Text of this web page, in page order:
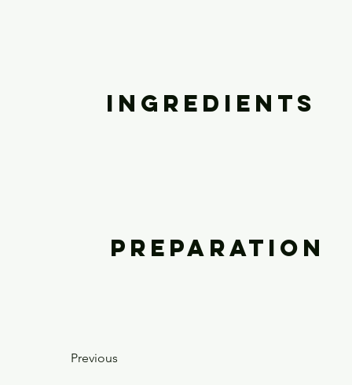
Ingredients
Preparation
Previous